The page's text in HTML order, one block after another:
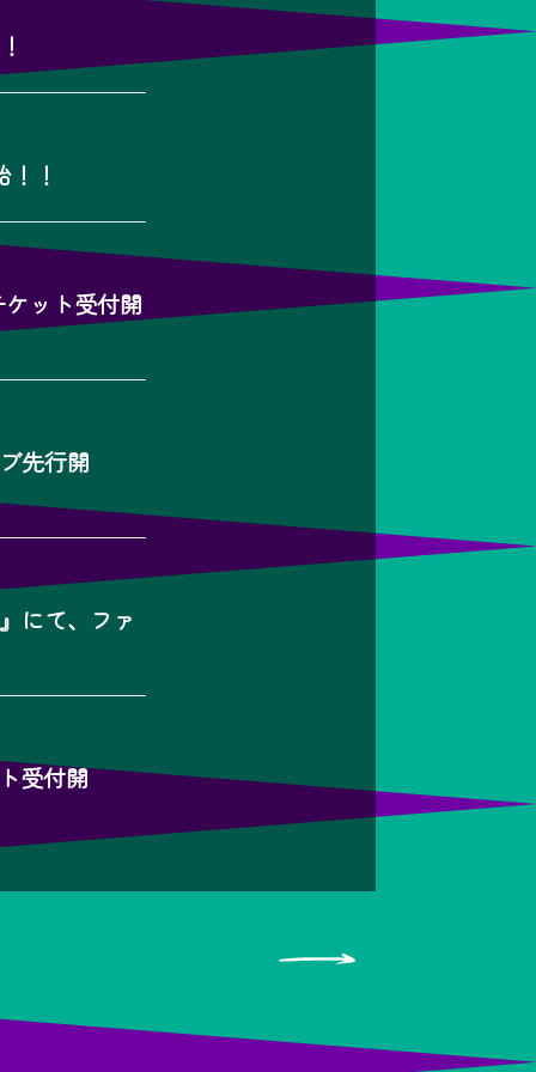
！
ット受付開
先行開
にて、ファ
受付開